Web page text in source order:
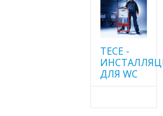
TECE -
ДЛЯ WC